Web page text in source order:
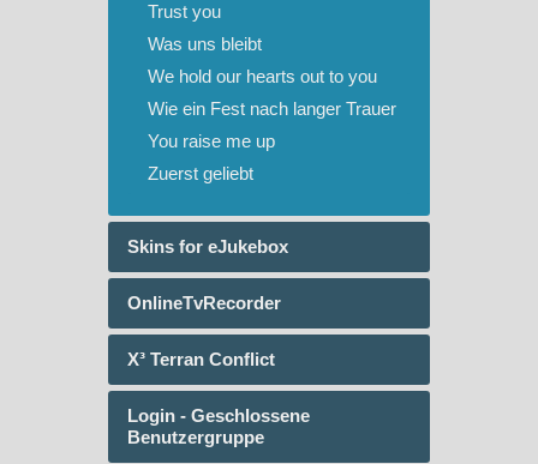
Trust you
Was uns bleibt
We hold our hearts out to you
Wie ein Fest nach langer Trauer
You raise me up
Zuerst geliebt
Skins for eJukebox
OnlineTvRecorder
X³ Terran Conflict
Login - Geschlossene
Benutzergruppe